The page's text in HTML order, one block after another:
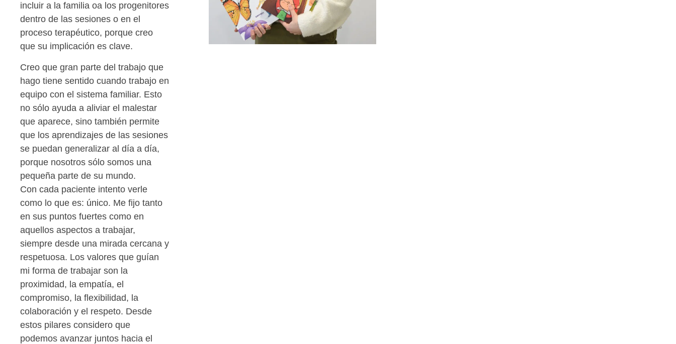
incluir a la familia oa los progenitores
dentro de las sesiones o en el
proceso terapéutico, porque creo
que su implicación es clave.
Creo que gran parte del trabajo que
hago tiene sentido cuando trabajo en
equipo con el sistema familiar. Esto
no sólo ayuda a aliviar el malestar
que aparece, sino también permite
que los aprendizajes de las sesiones
se puedan generalizar al día a día,
porque nosotros sólo somos una
pequeña parte de su mundo.
Con cada paciente intento verle
como lo que es: único. Me fijo tanto
en sus puntos fuertes como en
aquellos aspectos a trabajar,
siempre desde una mirada cercana y
respetuosa. Los valores que guían
mi forma de trabajar son la
proximidad, la empatía, el
compromiso, la flexibilidad, la
colaboración y el respeto. Desde
estos pilares considero que
podemos avanzar juntos hacia el